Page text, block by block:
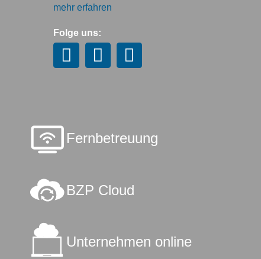
mehr erfahren
Folge uns:
Fernbetreuung
BZP Cloud
Unternehmen online